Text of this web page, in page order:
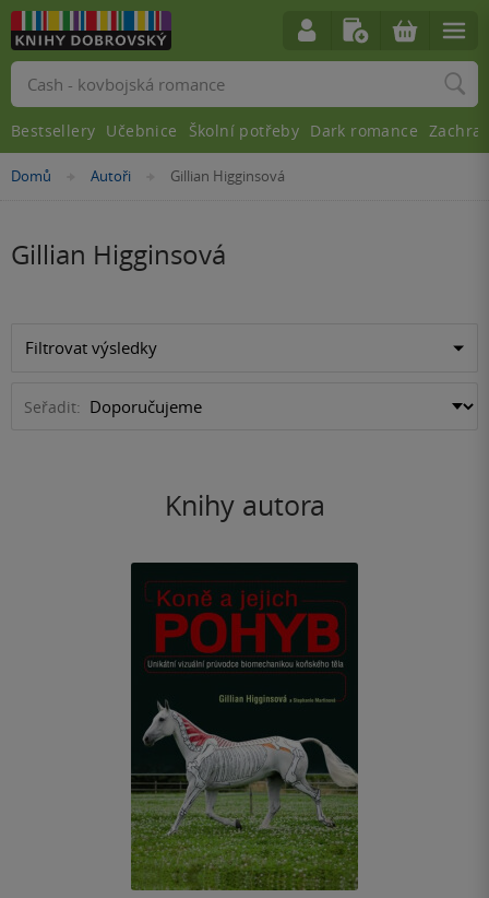
Nacházíte
Domů »Autoři »
Gillian Higginsová
Gillian Higginsová
Filtrovat výsledky
Seřadit:
Knihy autora
Vyhledávání
Bestsellery Učebnice Školní potřeby Dark romance